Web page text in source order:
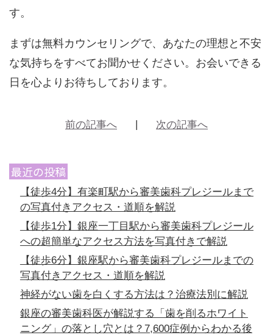
す。
まずは無料カウンセリングで、あなたの理想と不安
な気持ちをすべてお聞かせください。 お会いできる
日を心よりお待ちしております。
前の記事へ 次の記事へ
最近の投稿
【徒歩4分】有楽町駅から審美歯科プレジールまで
の写真付きアクセス・道順を解説
【徒歩1分】銀座一丁目駅から審美歯科プレジール
への超簡単なアクセス方法を写真付きで解説
【徒歩6分】銀座駅から審美歯科プレジールまでの
写真付きアクセス・道順を解説
神経がない歯を白くする方法は？治療法別に解説
銀座の審美歯科医が解説する「歯を削るホワイト
ニング」の落とし穴とは？7,600症例からわかる後